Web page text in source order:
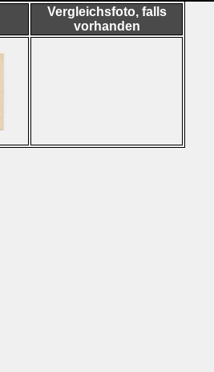
Vergleichsfoto, falls
vorhanden